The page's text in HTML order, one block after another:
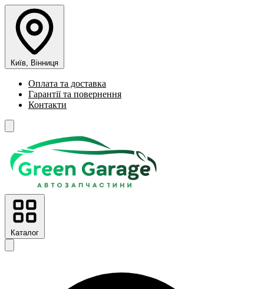
Київ, Вінниця
Оплата та доставка
Гарантії та повернення
Контакти
Каталог